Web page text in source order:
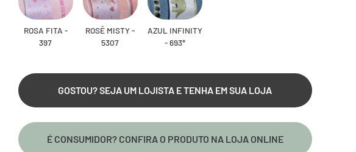
ROSA FITA -
397
ROSÊ MISTY -
5307
AZUL INFINITY
- 693*
GOSTOU? SEJA UM LOJISTA E TENHA EM SUA LOJA
É CONSUMIDOR? CONFIRA O PRODUTO NA LOJA ONLINE